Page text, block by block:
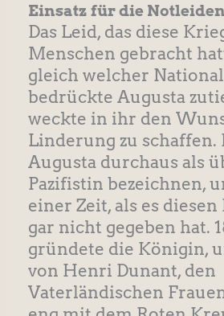
Einsatz für die
Das Leid, das diese
Menschen gebracht
gleich welcher
bedrückte Augusta
weckte in ihr den
Linderung zu schaffen.
Augusta durchaus als
Pazifistin bezeichnen,
einer Zeit, als es
gar nicht gegeben hat.
gründete die Königin,
von Henri Dunant, den
Vaterländischen